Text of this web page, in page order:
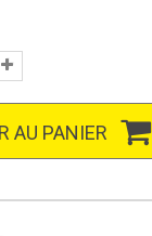
AU PANIER